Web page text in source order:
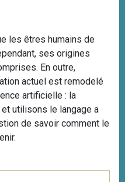
les êtres humains de
ses origines
En outre,
actuel est remodelé
artificielle : la
utilisons le langage a
de savoir comment le